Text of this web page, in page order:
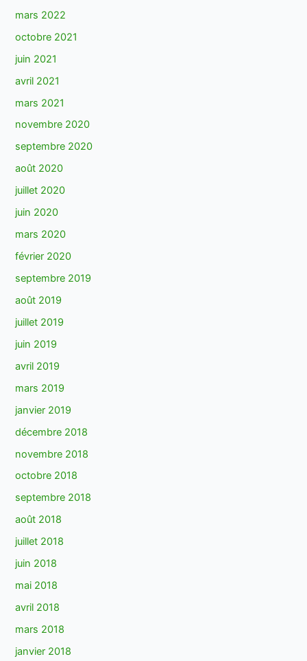
mars 2022
octobre 2021
juin 2021
avril 2021
mars 2021
novembre 2020
septembre 2020
août 2020
juillet 2020
juin 2020
mars 2020
février 2020
septembre 2019
août 2019
juillet 2019
juin 2019
avril 2019
mars 2019
janvier 2019
décembre 2018
novembre 2018
octobre 2018
septembre 2018
août 2018
juillet 2018
juin 2018
mai 2018
avril 2018
mars 2018
janvier 2018